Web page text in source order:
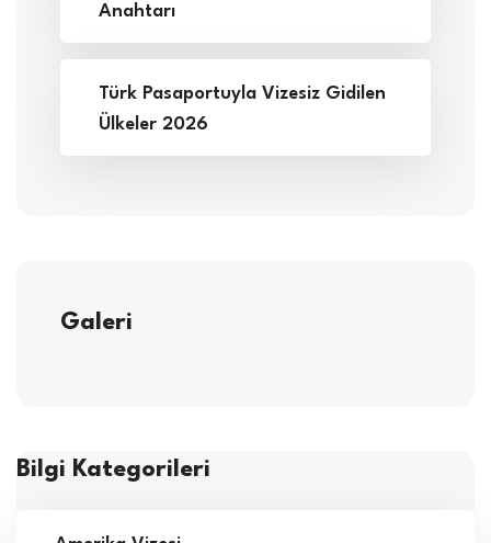
Anahtarı
Türk Pasaportuyla Vizesiz Gidilen
Ülkeler 2026
Galeri
Bilgi Kategorileri